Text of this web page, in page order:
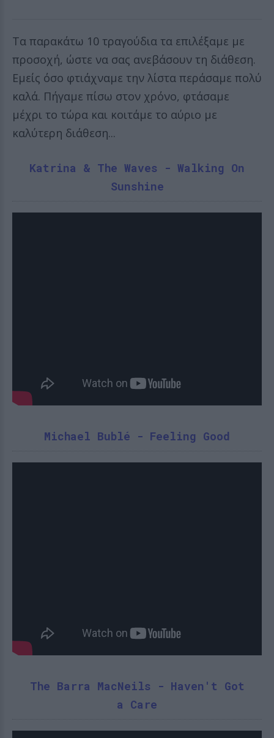
Τα παρακάτω 10 τραγούδια τα επιλέξαμε με
προσοχή, ώστε να σας ανεβάσουν τη διάθεση.
Εμείς όσο φτιάχναμε την λίστα περάσαμε πολύ
καλά. Πήγαμε πίσω στον χρόνο, φτάσαμε
μέχρι το τώρα και κοιτάμε το αύριο με
καλύτερη διάθεση...
Katrina & The Waves - Walking On
Sunshine
Michael Bublé - Feeling Good
The Barra MacNeils - Haven't Got
a Care